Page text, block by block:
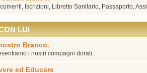
Iscrizioni, Libretto Sanitario, Passaporto,
LUI
Branco.
i nostri compagni dorati.
ed Educare